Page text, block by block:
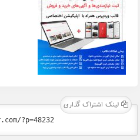
لینک اشتراک گذاری